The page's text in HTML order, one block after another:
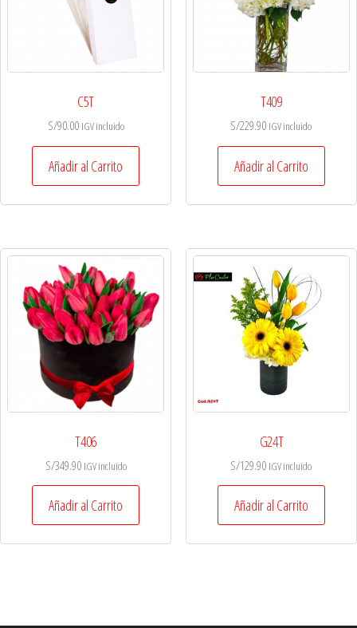
C5T
S/90.00 IGV incluido
Añadir al Carrito
T409
S/229.90 IGV incluido
Añadir al Carrito
T406
S/349.90 IGV incluido
Añadir al Carrito
G24T
S/129.90 IGV incluido
Añadir al Carrito